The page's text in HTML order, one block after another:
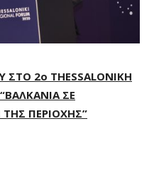
ΣΤΟ 2ο THESSALONIKH
ΣΕ
ΠΕΡΙΟΧΗΣ”